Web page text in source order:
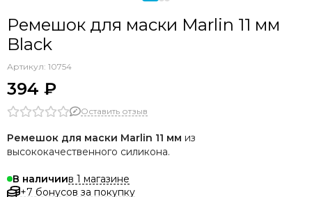
Ремешок для маски Marlin 11 мм
Black
Артикул: 10754
394 ₽
Оставить отзыв
Ремешок для маски Marlin 11 мм из
высококачественного силикона.
В наличиив 1 магазине
+7 бонусов за покупку